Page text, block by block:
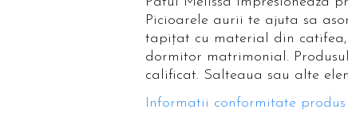
Picioarele aurii te ajuta sa
tapițat cu material din
dormitor matrimonial.
calificat. Salteaua sau alte
Informatii conformitate produs